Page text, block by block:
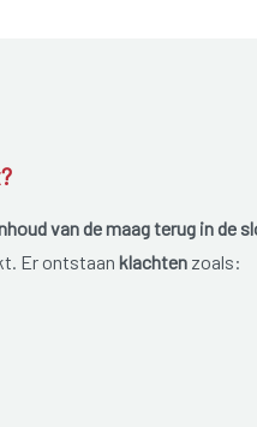
van de maag terug in de
Er ontstaan klachtenzoals: